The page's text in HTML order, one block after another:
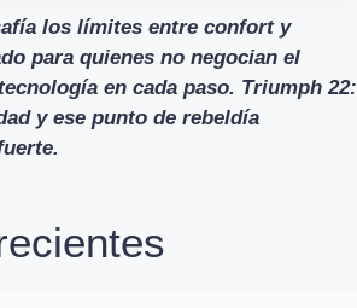
los límites entre confort y
para quienes no negocian el
en cada paso. Triumph 22:
y ese punto de rebeldía